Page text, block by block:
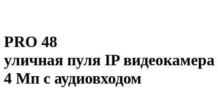
PRO 48
уличная пуля IP видеокамера
4 Мп с аудиовходом